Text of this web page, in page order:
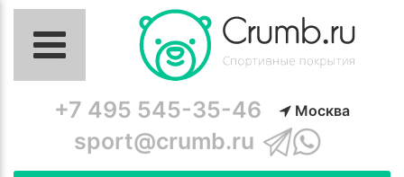
+7 495 545-35-46 Москва
sport@crumb.ru